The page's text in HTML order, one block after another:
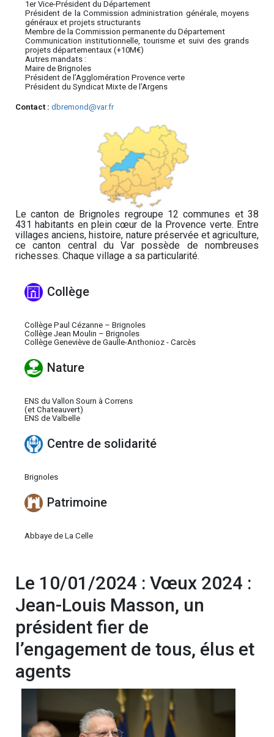
1er Vice-Président du Département
Président de la Commission administration générale, moyens
généraux et projets structurants
Membre de la Commission permanente du Département
Communication institutionnelle, tourisme et suivi des grands
projets départementaux (+10M€)
Autres mandats :
Maire de Brignoles
Président de l’Agglomération Provence verte
Président du Syndicat Mixte de l’Argens
Contact : dbremond@var.fr
Le canton de Brignoles regroupe 12 communes et 38
431 habitants en plein cœur de la Provence verte. Entre
villages anciens, histoire, nature préservée et agriculture,
ce canton central du Var possède de nombreuses
richesses. Chaque village a sa particularité.
Collège
Collège Paul Cézanne – Brignoles
Collège Jean Moulin – Brignoles
Collège Geneviève de Gaulle-Anthonioz - Carcès
Nature
ENS du Vallon Sourn à Correns
(et Chateauvert)
ENS de Valbelle
Centre de solidarité
Brignoles
Patrimoine
Abbaye de La Celle
Le 10/01/2024 : Vœux 2024 :
Jean-Louis Masson, un
président fier de
l’engagement de tous, élus et
agents